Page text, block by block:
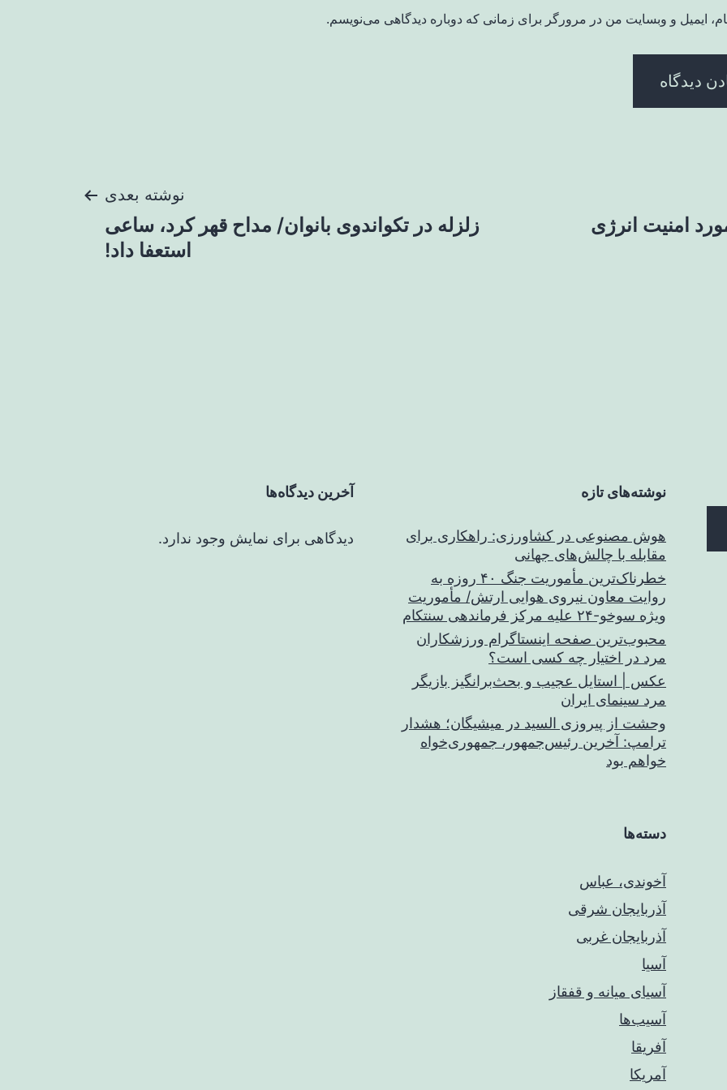
ایمیل و وبسایت من در مرورگر برای زمانی که دوباره دیدگاهی می‌نویسم.
امنیت انرژی
نوشته بعدی
زلزله در تکواندوی بانوان/ مداح قهر کرد، ساعی
استعفا داد!
نوشته‌های تازه
هوش مصنوعی در کشاورزی: راهکاری برای
مقابله با چالش‌های جهانی
خطرناک‌ترین مأموریت جنگ ۴۰ روزه به
روایت معاون نیروی هوایی ارتش/ مأموریت
ویژه سوخو-۲۴ علیه مرکز فرماندهی سنتکام
محبوب‌ترین صفحه اینستاگرام ورزشکاران
مرد در اختیار چه کسی است؟
عکس | استایل عجیب و بحث‌برانگیز بازیگر
مرد سینمای ایران
وحشت از پیروزی السید در میشیگان؛ هشدار
ترامپ: آخرین رئیس‌جمهور، جمهوری‌خواه
خواهم بود
آخرین دیدگاه‌ها
دیدگاهی برای نمایش وجود ندارد.
دسته‌ها
آخوندی، عباس
آذربایجان شرقی
آذربایجان غربی
آسیا
آسیای میانه و قفقاز
آسیب‌ها
آفریقا
آمریکا